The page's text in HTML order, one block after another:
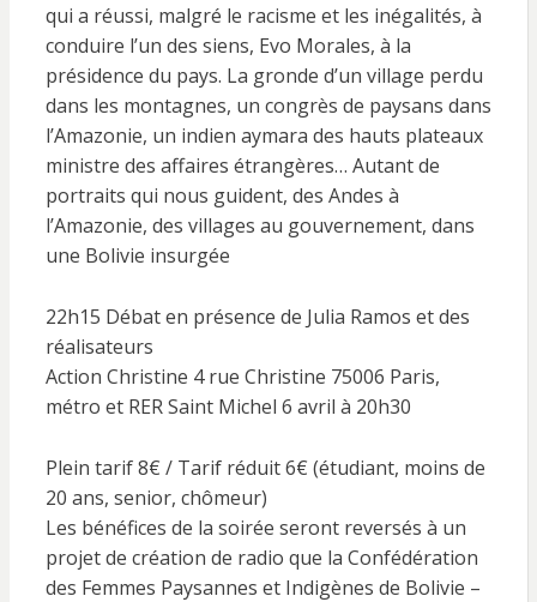
qui a réussi, malgré le racisme et les inégalités, à
conduire l’un des siens, Evo Morales, à la
présidence du pays. La gronde d’un village perdu
dans les montagnes, un congrès de paysans dans
l’Amazonie, un indien aymara des hauts plateaux
ministre des affaires étrangères… Autant de
portraits qui nous guident, des Andes à
l’Amazonie, des villages au gouvernement, dans
une Bolivie insurgée
22h15 Débat en présence de Julia Ramos et des
réalisateurs
Action Christine 4 rue Christine 75006 Paris,
métro et RER Saint Michel 6 avril à 20h30
Plein tarif 8€ / Tarif réduit 6€ (étudiant, moins de
20 ans, senior, chômeur)
Les bénéfices de la soirée seront reversés à un
projet de création de radio que la Confédération
des Femmes Paysannes et Indigènes de Bolivie –